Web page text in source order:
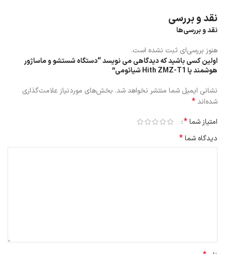
نیز می باشد.
نقد و بررسی
نقد و بررسی‌ها
هنوز بررسی‌ای ثبت نشده است.
اولین کسی باشید که دیدگاهی می نویسد “دستگاه شستشو و ماساژور
هوشمند پا Hith ZMZ-T1 شیائومی”
نشانی ایمیل شما منتشر نخواهد شد. بخش‌های موردنیاز علامت‌گذاری
شده‌اند*
امتیاز شما*
دیدگاه شما*